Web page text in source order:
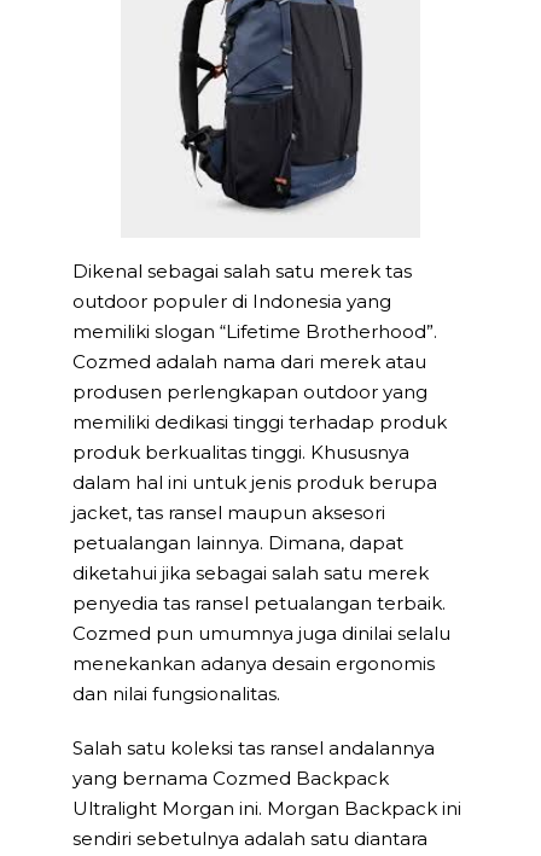
Dikenal sebagai salah satu merek tas
outdoor populer di Indonesia yang
memiliki slogan “Lifetime Brotherhood”.
Cozmed adalah nama dari merek atau
produsen perlengkapan outdoor yang
memiliki dedikasi tinggi terhadap produk
produk berkualitas tinggi. Khususnya
dalam hal ini untuk jenis produk berupa
jacket, tas ransel maupun aksesori
petualangan lainnya. Dimana, dapat
diketahui jika sebagai salah satu merek
penyedia tas ransel petualangan terbaik.
Cozmed pun umumnya juga dinilai selalu
menekankan adanya desain ergonomis
dan nilai fungsionalitas.
Salah satu koleksi tas ransel andalannya
yang bernama Cozmed Backpack
Ultralight Morgan ini. Morgan Backpack ini
sendiri sebetulnya adalah satu diantara